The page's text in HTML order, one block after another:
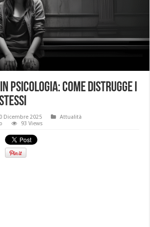
psicologia: come distrugge i
Dicembre 2025
Attualità
93 Views